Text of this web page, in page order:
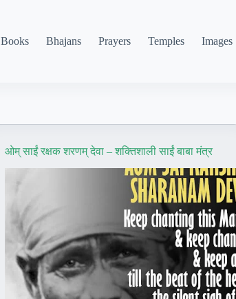
Books Bhajans Prayers Temples Images
ओम् साईं रक्षक शरणम् देवा – शक्तिशाली साईं बाबा मंत्र